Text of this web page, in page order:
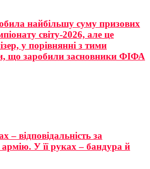
найбільшу суму призових
світу-2026, але це
у порівнянні з тими
що заробили засновники ФІФА
– відповідальність за
армію. У її руках – бандура й